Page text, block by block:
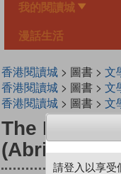
我的閱讀城
漫話生活
香港閱讀城> 圖書 > 文
香港閱讀城> 圖書 > 文
香港閱讀城> 圖書 > 文
The
(Abridged
請登入以享受